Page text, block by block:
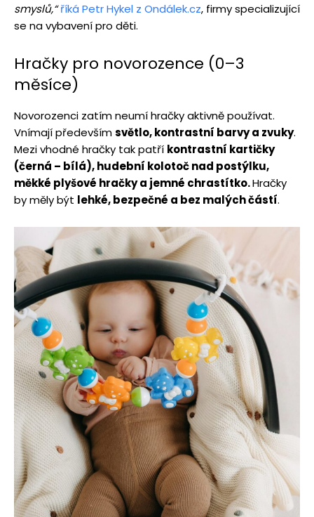
smyslů,“ říká Petr Hykel z Ondálek.cz, firmy specializující
se na vybavení pro děti.
Hračky pro novorozence (0–3
měsíce)
Novorozenci zatím neumí hračky aktivně používat.
Vnímají předevšímsvětlo, kontrastní barvy a zvuky.
Mezi vhodné hračky tak patří kontrastní kartičky
(černá – bílá), hudební kolotoč nad postýlku,
měkké plyšové hračky a jemné chrastítko.Hračky
by měly být lehké, bezpečné a bez malých částí.